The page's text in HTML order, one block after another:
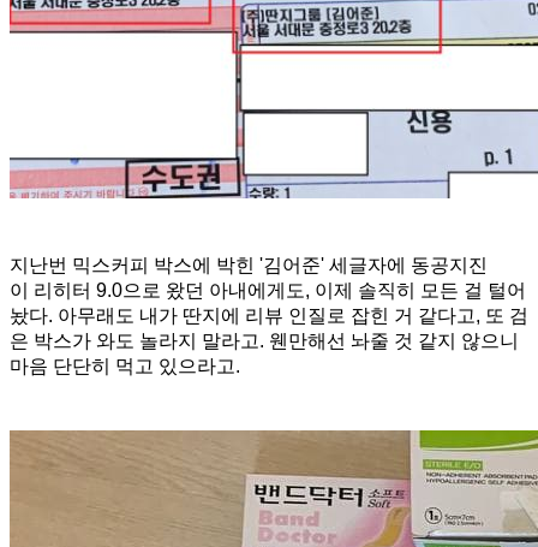
지난번 믹스커피 박스에 박힌 '김어준' 세글자에 동공지진
이 리히터 9.0으로 왔던 아내에게도, 이제 솔직히 모든 걸 털어
놨다. 아무래도 내가 딴지에 리뷰 인질로 잡힌 거 같다고, 또 검
은 박스가 와도 놀라지 말라고. 웬만해선 놔줄 것 같지 않으니
마음 단단히 먹고 있으라고.